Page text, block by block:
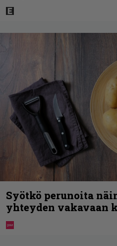
Syötkö perunoita
yhteyden vakavaan